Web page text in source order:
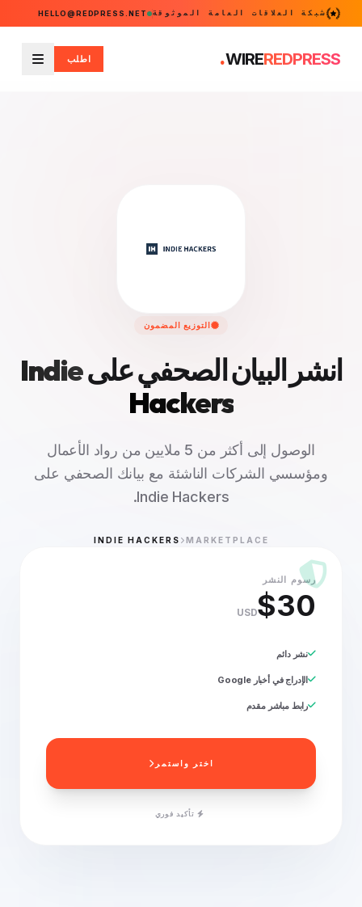
شبكة العلاقات العامة الموثوقة HELLO@REDPRESS.NET
REDPRESS
WIRE
. اطلب
القائمة
التوزيع المضمون
انشر البيان الصحفي علىIndie
Hackers
الوصول إلى أكثر من 5 ملايين من رواد الأعمال
ومؤسسي الشركات الناشئة مع بيانك الصحفي على
Indie Hackers.
MARKETPLACE
INDIE HACKERS
رسوم النشر
$30
USD
نشر دائم
الإدراج في أخبار Google
رابط مباشر مقدم
اختر واستمر
تأكيد فوري